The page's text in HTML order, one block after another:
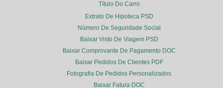
Título Do Carro
Extrato De Hipoteca PSD
Número De Seguridade Social
Baixar Visto De Viagem PSD
Baixar Comprovante De Pagamento DOC
Baixar Pedidos De Clientes PDF
Fotografia De Pedidos Personalizados
Baixar Fatura DOC